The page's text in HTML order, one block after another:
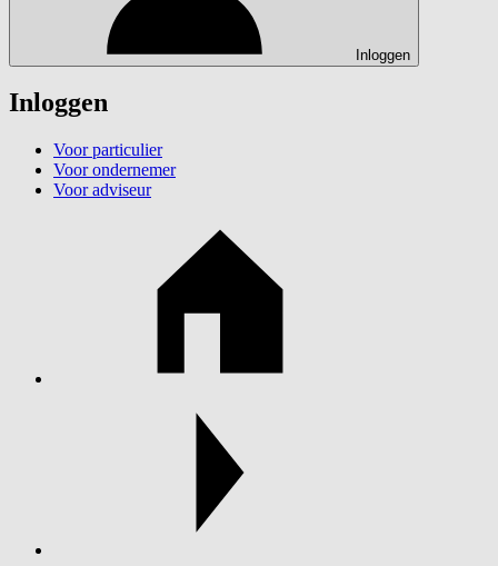
Inloggen
Inloggen
Voor particulier
Voor ondernemer
Voor adviseur